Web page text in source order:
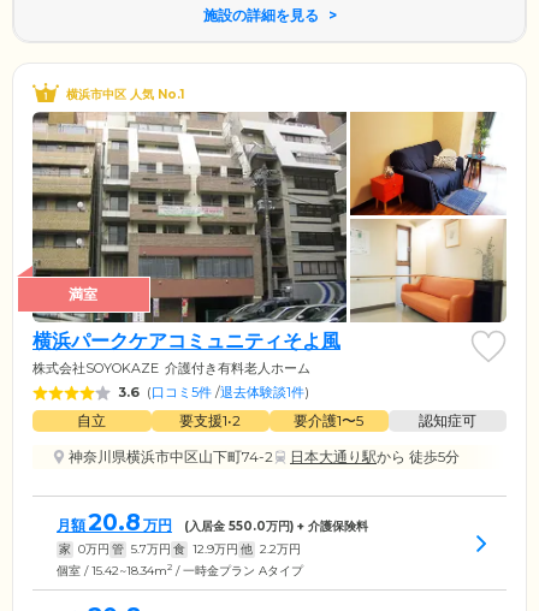
施設の詳細を見る
横浜市中区 人気 No.1
満室
横浜パークケアコミュニティそよ風
株式会社SOYOKAZE 介護付き有料老人ホーム
3.6 (口コミ5件 /退去体験談1件)
自立 要支援1•2 要介護1〜5
認知症可
神奈川県横浜市中区山下町74-2
日本大通り駅から 徒歩5分
月額20.8 万円 (入居金 550.0万円) + 介護保険料
家 0万円 管 5.7万円 食 12.9万円 他 2.2万円
個室 / 15.42~18.34m2 / 一時金プラン Aタイプ